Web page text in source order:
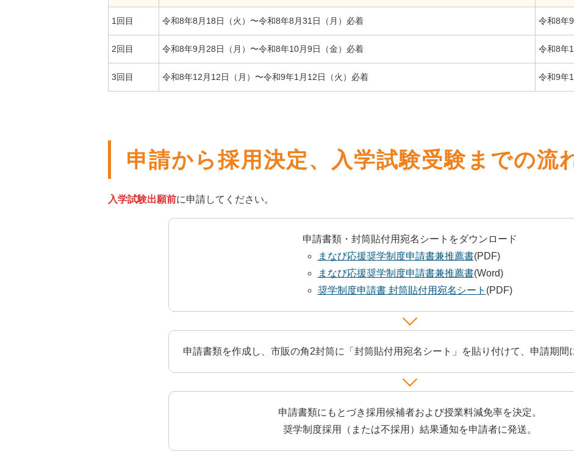
1回目 令和8年8月18日（火）〜令和8年8月31日（月）必着 令和8年
2回目 令和8年9月28日（月）〜令和8年10月9日（金）必着 令和8年
3回目 令和8年12月12日（月）〜令和9年1月12日（火）必着 令和9年
申請から採用決定、入学試験受験までの流
入学試験出願前に申請してください。
申請書類・封筒貼付用宛名シートをダウンロード
まなび応援奨学制度申請書兼推薦書(PDF)
まなび応援奨学制度申請書兼推薦書(Word)
奨学制度申請書 封筒貼付用宛名シート (PDF)
申請書類を作成し、市販の角2封筒に「封筒貼付用宛名シート」を貼り付けて、申請期間
申請書類にもとづき採用候補者および授業料減免率を決定。
奨学制度採用（または不採用）結果通知を申請者に発送。